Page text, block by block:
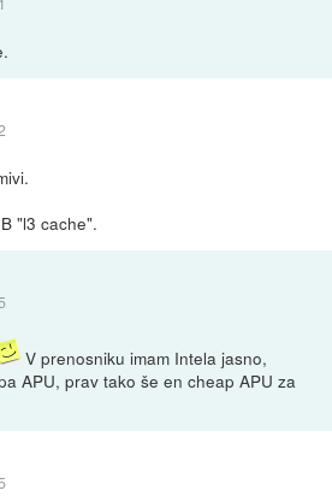
"l3 cache".
V prenosniku imam Intela jasno,
APU, prav tako še en cheap APU za